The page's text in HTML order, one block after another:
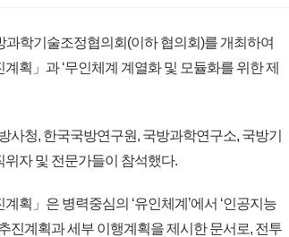
과학기술조정협의회(이하 협의회)를 개최하여
획」과 ‘무인체계 계열화 및 모듈화를 위한 제
사청, 한국국방연구원, 국방과학연구소, 국방기
자 및 전문가들이 참석했다.
획」은 병력중심의 ‘유인체계’에서 ‘인공지능
진계획과 세부 이행계획을 제시한 문서로, 전투